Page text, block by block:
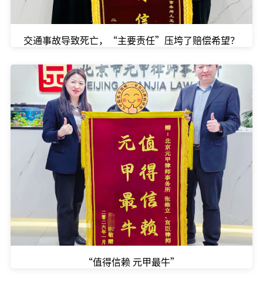
交通事故导致死亡，“主要责任”压垮了赔偿希望？
“值得信赖 元甲最牛”